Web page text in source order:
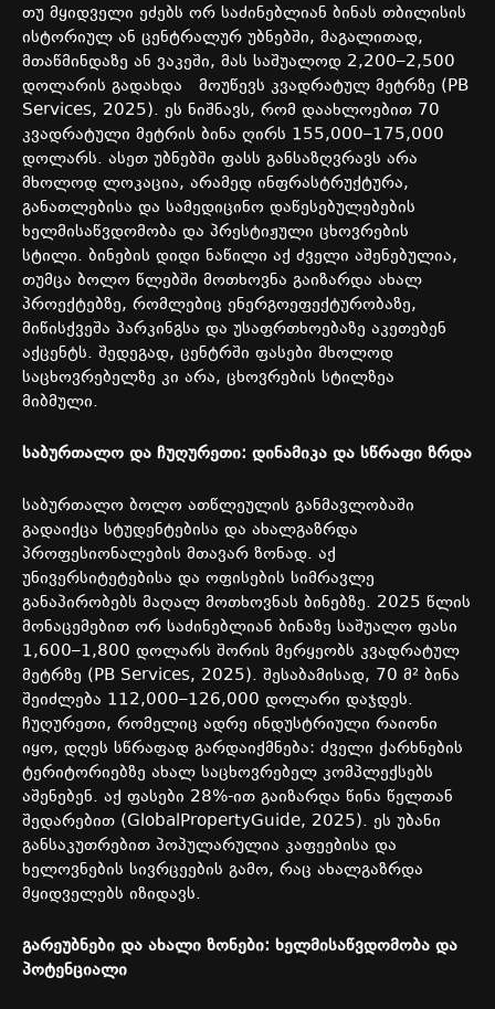
თუ მყიდველი ეძებს ორ საძინებლიან ბინას თბილისის
ისტორიულ ან ცენტრალურ უბნებში, მაგალითად,
მთაწმინდაზე ან ვაკეში, მას საშუალოდ 2,200–2,500
დოლარის გადახდა მოუწევს კვადრატულ მეტრზე (PB
Services, 2025). ეს ნიშნავს, რომ დაახლოებით 70
კვადრატული მეტრის ბინა ღირს 155,000–175,000
დოლარს. ასეთ უბნებში ფასს განსაზღვრავს არა
მხოლოდ ლოკაცია, არამედ ინფრასტრუქტურა,
განათლებისა და სამედიცინო დაწესებულებების
ხელმისაწვდომობა და პრესტიჟული ცხოვრების
სტილი. ბინების დიდი ნაწილი აქ ძველი აშენებულია,
თუმცა ბოლო წლებში მოთხოვნა გაიზარდა ახალ
პროექტებზე, რომლებიც ენერგოეფექტურობაზე,
მიწისქვეშა პარკინგსა და უსაფრთხოებაზე აკეთებენ
აქცენტს. შედეგად, ცენტრში ფასები მხოლოდ
საცხოვრებელზე კი არა, ცხოვრების სტილზეა
მიბმული.
საბურთალო და ჩუღურეთი: დინამიკა და სწრაფი ზრდა
საბურთალო ბოლო ათწლეულის განმავლობაში
გადაიქცა სტუდენტებისა და ახალგაზრდა
პროფესიონალების მთავარ ზონად. აქ
უნივერსიტეტებისა და ოფისების სიმრავლე
განაპირობებს მაღალ მოთხოვნას ბინებზე. 2025 წლის
მონაცემებით ორ საძინებლიან ბინაზე საშუალო ფასი
1,600–1,800 დოლარს შორის მერყეობს კვადრატულ
მეტრზე (PB Services, 2025). შესაბამისად, 70 მ² ბინა
შეიძლება 112,000–126,000 დოლარი დაჯდეს.
ჩუღურეთი, რომელიც ადრე ინდუსტრიული რაიონი
იყო, დღეს სწრაფად გარდაიქმნება: ძველი ქარხნების
ტერიტორიებზე ახალ საცხოვრებელ კომპლექსებს
აშენებენ. აქ ფასები 28%-ით გაიზარდა წინა წელთან
შედარებით (GlobalPropertyGuide, 2025). ეს უბანი
განსაკუთრებით პოპულარულია კაფეებისა და
ხელოვნების სივრცეების გამო, რაც ახალგაზრდა
მყიდველებს იზიდავს.
გარეუბნები და ახალი ზონები: ხელმისაწვდომობა და
პოტენციალი